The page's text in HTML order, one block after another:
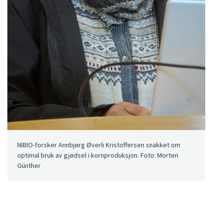
NIBIO-forsker Annbjørg Øverli Kristoffersen snakket om
optimal bruk av gjødsel i kornproduksjon. Foto: Morten
Günther